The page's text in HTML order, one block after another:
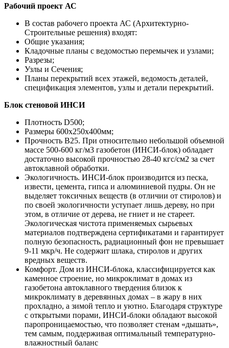
Рабочий проект АС
В состав рабочего проекта АС (Архитектурно-
Строительные решения) входят:
Общие указания;
Кладочные планы с ведомостью перемычек и узлами;
Разрезы;
Узлы и Сечения;
Планы перекрытий всех этажей, ведомость деталей,
спецификация элементов, узлы и детали перекрытий.
Блок стеновой ИНСИ
Плотность D500;
Размеры 600х250х400мм;
Прочность B25. При относительно небольшой объемной
массе 500-600 кг/м3 газобетон (ИНСИ-блок) обладает
достаточно высокой прочностью 28-40 кгс/см2 за счет
автоклавной обработки.
Экологичность. ИНСИ-блок производится из песка,
извести, цемента, гипса и алюминиевой пудры. Он не
выделяет токсичных веществ (в отличии от стиролов) и
по своей экологичности уступает лишь дереву, но при
этом, в отличие от дерева, не гниет и не стареет.
Экологическая чистота применяемых сырьевых
материалов подтверждена сертификатами и гарантирует
полную безопасность, радиационный фон не превышает
9-11 мкр/ч. Не содержит шлака, стиролов и других
вредных веществ.
Комфорт. Дом из ИНСИ-блока, классифицируется как
каменное строение, но микроклимат в домах из
газобетона автоклавного твердения близок к
микроклимату в деревянных домах – в жару в них
прохладно, а зимой тепло и уютно. Благодаря структуре
с открытыми порами, ИНСИ-блоки обладают высокой
паропроницаемостью, что позволяет стенам «дышать»,
тем самым, поддерживая оптимальный температурно-
влажностный баланс